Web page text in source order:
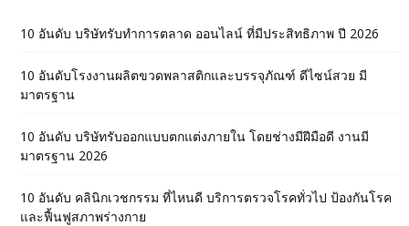
10 อันดับ บริษัทรับทำการตลาด ออนไลน์ ที่มีประสิทธิภาพ ปี 2026
10 อันดับโรงงานผลิตขวดพลาสติกและบรรจุภัณฑ์ ดีไซน์สวย มี
มาตรฐาน
10 อันดับ บริษัทรับออกแบบตกแต่งภายใน โดยช่างมีฝีมือดี งานมี
มาตรฐาน 2026
10 อันดับ คลินิกเวชกรรม ที่ไหนดี บริการตรวจโรคทั่วไป ป้องกันโรค
และฟื้นฟูสภาพร่างกาย